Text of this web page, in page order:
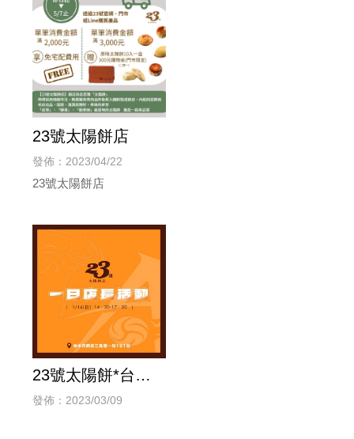
23號太陽餅店
發佈：2023/04/22
23號太陽餅店
23號太陽餅*台中
太陽神排球隊
發佈：2023/03/09